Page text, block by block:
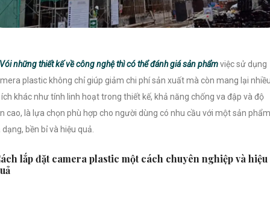
Vói những thiết kế về công nghệ thì có thể đánh giá sản phẩmviệc sử dụng
plastic không chỉ giúp giảm chi phí sản xuất mà còn mang lại
ích khác như tính linh hoạt trong thiết kế, khả năng chống va đập và độ
cao, là lựa chọn phù hợp cho người dùng có nhu cầu với một sản phẩm
dạng, bền bỉ và hiệu quả.
lắp đặt camera plastic một cách chuyên nghiệp và hiệu